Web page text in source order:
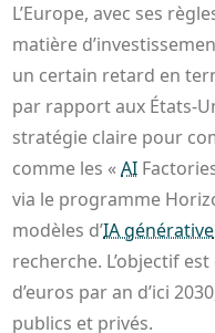
L’Europe, avec ses
matière
un certain retard en
par rapport aux États-
stratégie claire pour
comme les «AI
via le programme
modèles d’IA générative
recherche. L’objectif
d’euros par an d’ici
publics et privés.